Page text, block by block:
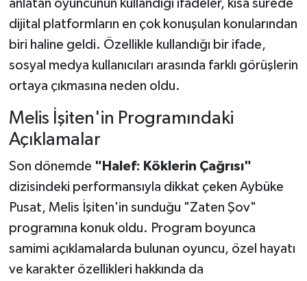
anlatan oyuncunun kullandığı ifadeler, kısa sürede
dijital platformların en çok konuşulan konularından
biri haline geldi. Özellikle kullandığı bir ifade,
sosyal medya kullanıcıları arasında farklı görüşlerin
ortaya çıkmasına neden oldu.
Melis İşiten'in Programındaki
Açıklamalar
Son dönemde "Halef: Köklerin Çağrısı"
dizisindeki performansıyla dikkat çeken Aybüke
Pusat, Melis İşiten'in sunduğu "Zaten Şov"
programına konuk oldu. Program boyunca
samimi açıklamalarda bulunan oyuncu, özel hayatı
ve karakter özellikleri hakkında da